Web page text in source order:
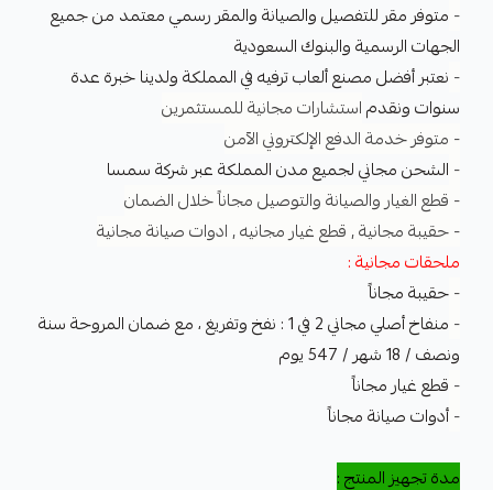
- متوفر مقر للتفصيل والصيانة والمقر رسمي معتمد من جميع
الجهات الرسمية والبنوك السعودية
- نعتبر أفضل مصنع ألعاب ترفيه في المملكة ولدينا خبرة عدة
سنوات ونقدماستشارات مجانية للمستثمرين
- متوفر خدمة الدفع الإلكتروني الآمن
- الشحن مجاني لجميع مدن المملكة عبر شركة سمسا
- قطع الغيار والصيانة والتوصيل مجاناً خلال الضمان
- حقيبة مجانية , قطع غيار مجانيه , ادوات صيانة مجانية
ملحقات مجانية :
-حقيبة مجاناً
-
منفاخ أصلي مجاني 2 في 1 : نفخ وتفريغ ، مع ضمان المروحة سنة
ونصف / 18 شهر / 547 يوم
- قطع غيار مجاناً
-أدوات صيانة مجاناً
مدة تجهيز المنتج :